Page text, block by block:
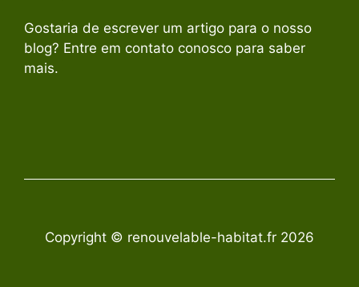
Gostaria de escrever um artigo para o nosso
blog? Entre em contato conosco para saber
mais.
Copyright © renouvelable-habitat.fr 2026